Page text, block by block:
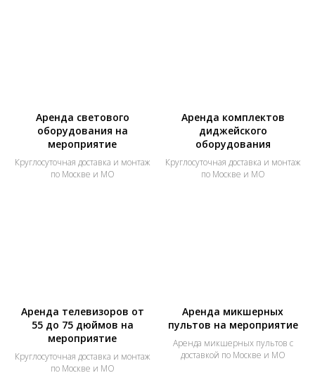
Аренда светового
оборудования на
мероприятие
Круглосуточная доставка и монтаж
по Москве и МО
Аренда комплектов
диджейского
оборудования
Круглосуточная доставка и монтаж
по Москве и МО
Аренда телевизоров от
55 до 75 дюймов на
мероприятие
Круглосуточная доставка и монтаж
по Москве и МО
Аренда микшерных
пультов на мероприятие
Аренда микшерных пультов с
доставкой по Москве и МО